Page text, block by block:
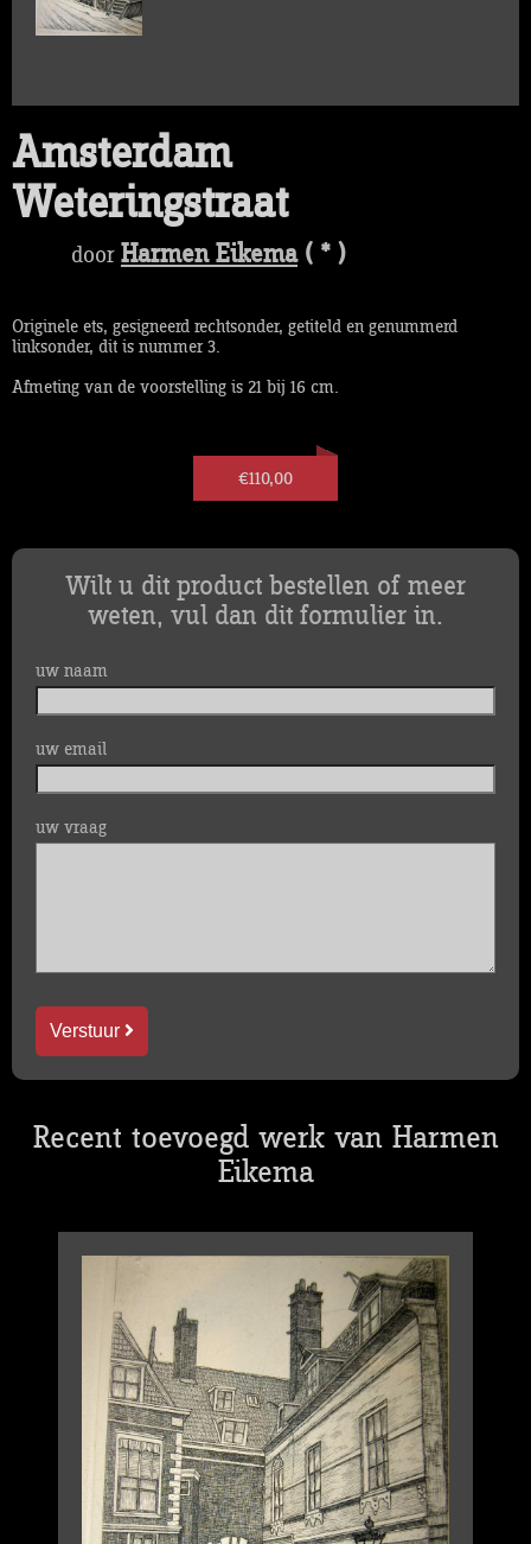
Amsterdam
Weteringstraat
door Harmen Eikema( * )
Originele ets, gesigneerd rechtsonder, getiteld en genummerd
linksonder, dit is nummer 3.
Afmeting van de voorstelling is 21 bij 16 cm.
€110,00
Wilt u dit product bestellen of meer
weten, vul dan dit formulier in.
uw naam
uw email
uw vraag
Verstuur
Recent toevoegd werk van Harmen
Eikema